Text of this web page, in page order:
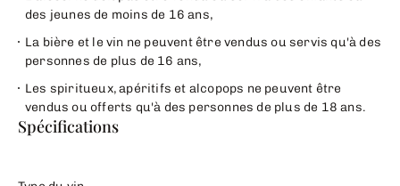
des jeunes de moins de 16 ans,
La bière et le vin ne peuvent être vendus ou servis qu'à des
personnes de plus de 16 ans,
Les spiritueux, apéritifs et alcopops ne peuvent être
vendus ou offerts qu'à des personnes de plus de 18 ans.
Spécifications